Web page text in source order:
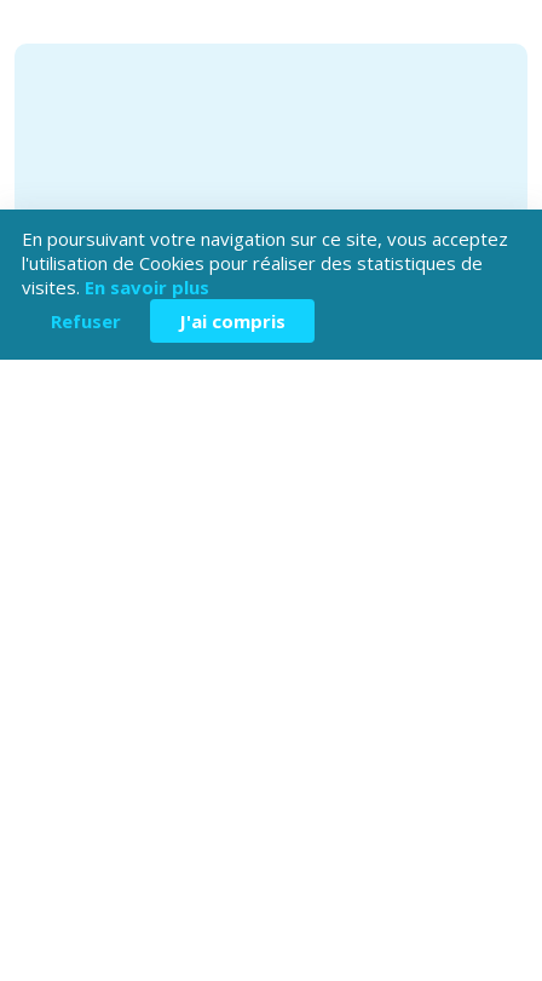
En poursuivant votre navigation sur ce site, vous acceptez
l'utilisation de Cookies pour réaliser des statistiques de
visites. En savoir plus
Refuser
J'ai compris